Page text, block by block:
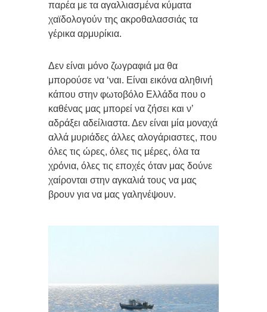
παρέα με τα αγαλλιασμένα κύματα
χαϊδολογούν της ακροθαλασσιάς τα
γέρικα αρμυρίκια.
Δεν είναι μόνο ζωγραφιά μα θα
μπορούσε να ‘ναι. Είναι εικόνα αληθινή
κάπου στην φωτοβόλο Ελλάδα που ο
καθένας μας μπορεί να ζήσει και ν’
αδράξει αδείλιαστα. Δεν είναι μία μοναχά
αλλά μυριάδες άλλες αλογάριαστες, που
όλες τις ώρες, όλες τις μέρες, όλα τα
χρόνια, όλες τις εποχές όταν μας δούνε
χαίρονται στην αγκαλιά τους να μας
βρουν για να μας γαληνέψουν.